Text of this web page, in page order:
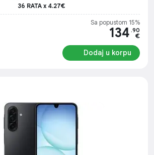
36 RATA x 4.27€
Sa popustom 15%
134 .90
€
Dodaj u korpu